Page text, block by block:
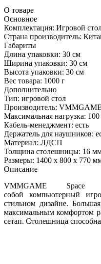
О товаре
Основное
Комплектация: Игровой
Страна производитель:
Габариты
Длина упаковки: 30 см
Ширина упаковки: 30 см
Высота упаковки: 30 см
Вес товара: 1000 г
Дополнительно
Тип: игровой стол
Производитель: VMMGAME
Максимальная нагрузка: 100
Кабель-менеджмент: есть
Держатель для наушников:
Материал: ЛДСП
Толщина столешницы: 16
Размеры: 1400 х 800 х 770
Описание
VMMGAME Space
собой компьютерный
стильном дизайне.
максимальным комфортом
сетап. Столешница